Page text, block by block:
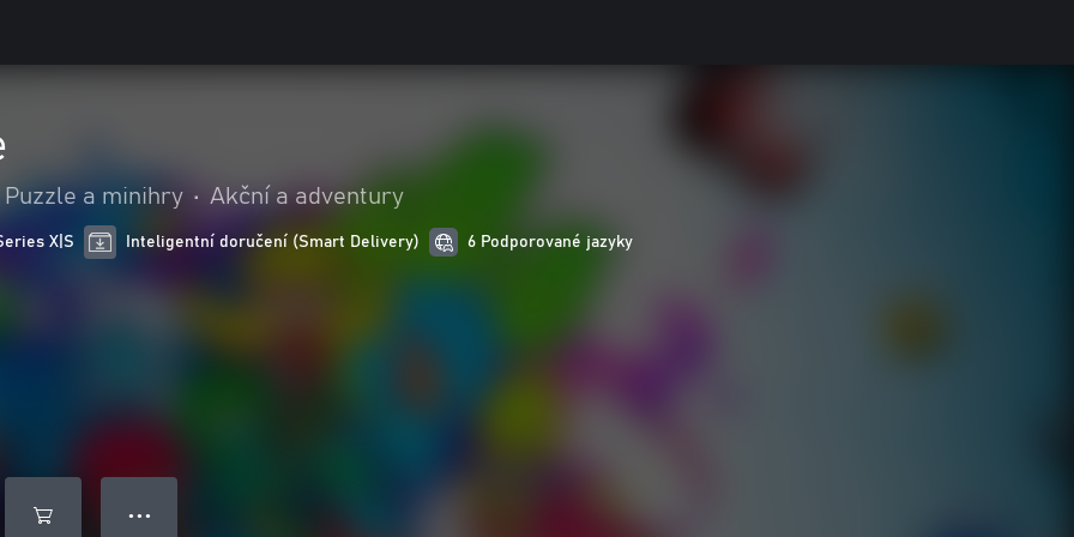
Puzzle a minihry • Akční a adventury
X|S Inteligentní doručení (Smart Delivery) 6 Podporované jazyky
● ● ●